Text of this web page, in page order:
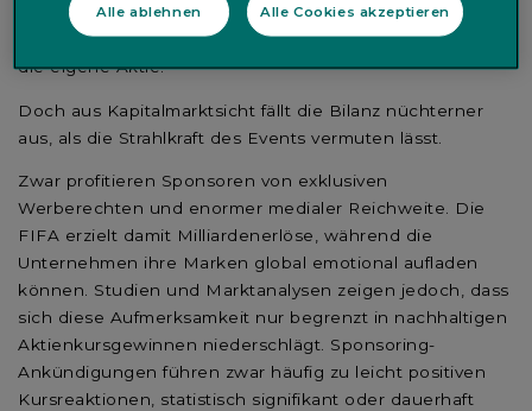
dafür erhebliche Summen. Die Hoffnung: maximale
Sichtbarkeit, steigende Umsätze und positive Impulse für
die eigene Aktie.
Doch aus Kapitalmarktsicht fällt die Bilanz nüchterner
aus, als die Strahlkraft des Events vermuten lässt.
Zwar profitieren Sponsoren von exklusiven
Werberechten und enormer medialer Reichweite. Die
FIFA erzielt damit Milliardenerlöse, während die
Unternehmen ihre Marken global emotional aufladen
können. Studien und Marktanalysen zeigen jedoch, dass
sich diese Aufmerksamkeit nur begrenzt in nachhaltigen
Aktienkursgewinnen niederschlägt. Sponsoring-
Ankündigungen führen zwar häufig zu leicht positiven
Kursreaktionen, statistisch signifikant oder dauerhaft
Alle ablehnen Alle Cookies akzeptieren